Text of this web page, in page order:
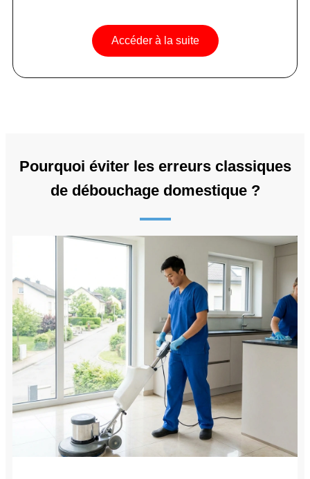
Accéder à la suite
Pourquoi éviter les erreurs classiques
de débouchage domestique ?